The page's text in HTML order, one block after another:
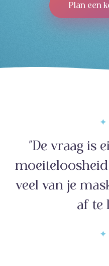
Plan een
"De vraag is
veel van je
af te